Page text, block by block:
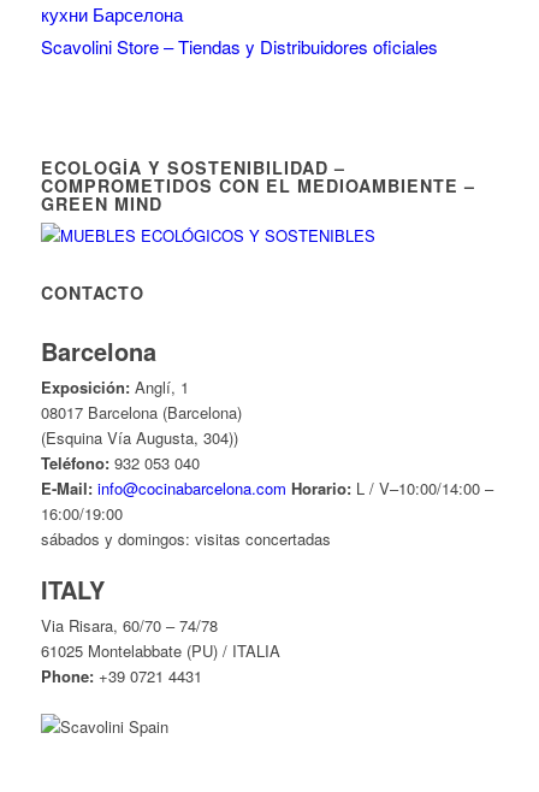
кухни Барселона
Scavolini Store – Tiendas y Distribuidores oficiales
ECOLOGÍA Y SOSTENIBILIDAD –
COMPROMETIDOS CON EL MEDIOAMBIENTE –
GREEN MIND
CONTACTO
Barcelona
Exposición:Anglí, 1
08017 Barcelona (Barcelona)
(Esquina Vía Augusta, 304))
Teléfono:932 053 040
E-Mail: info@cocinabarcelona.com Horario:L / V–10:00/14:00 –
16:00/19:00
sábados y domingos: visitas concertadas
ITALY
Via Risara, 60/70 – 74/78
61025 Montelabbate (PU) / ITALIA
Phone:+39 0721 4431